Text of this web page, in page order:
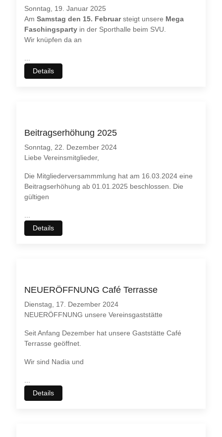
Sonntag, 19. Januar 2025
AmSamstag den 15. Februarsteigt unsere Mega
Faschingsparty in der Sporthalle beim SVU.
Wir knüpfen da an
...
Details
Beitragserhöhung 2025
Sonntag, 22. Dezember 2024
Liebe Vereinsmitglieder,
Die Mitgliederversammmlung hat am 16.03.2024 eine
Beitragserhöhung ab 01.01.2025 beschlossen. Die
gültigen
...
Details
NEUERÖFFNUNG Café Terrasse
Dienstag, 17. Dezember 2024
NEUERÖFFNUNG unsere Vereinsgaststätte
Seit Anfang Dezember hat unsere Gaststätte Café
Terrasse geöffnet.
Wir sind Nadia und
...
Details